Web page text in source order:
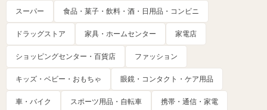
スーパー 食品・菓子・飲料・酒・日用品・コンビニ
ドラッグストア 家具・ホームセンター 家電店
ショッピングセンター・百貨店 ファッション
キッズ・ベビー・おもちゃ 眼鏡・コンタクト・ケア用品
車・バイク スポーツ用品・自転車 携帯・通信・家電